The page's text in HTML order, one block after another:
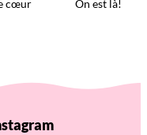
cœur
On est là!